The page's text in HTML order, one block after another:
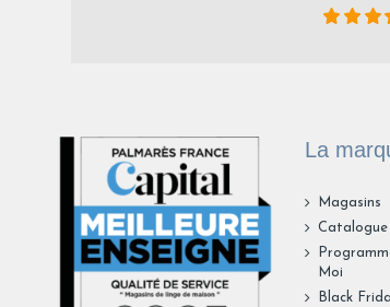
La
Magasins
Catalogue
Moi
Black